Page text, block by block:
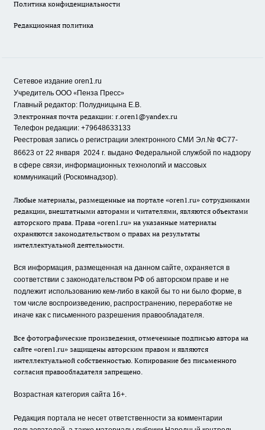
Политика конфиденциальности
Редакционная политика
Сетевое издание oren1.ru
Учредитель ООО «Пенза Пресс»
Главный редактор: Полудницына Е.В.
Электронная почта редакции: r.oren1@yandex.ru
Телефон редакции: +79648633133
Реестровая запись о регистрации электронного СМИ Эл.№ ФС77-
86623 от 22 января 2024 г. выдано Федеральной службой по надзору
в сфере связи, информационных технологий и массовых
коммуникаций (Роскомнадзор).
Любые материалы, размещенные на портале «oren1.ru» сотрудниками
редакции, внештатными авторами и читателями, являются объектами
авторского права. Права «oren1.ru» на указанные материалы
охраняются законодательством о правах на результаты
интеллектуальной деятельности.
Вся информация, размещенная на данном сайте, охраняется в
соответствии с законодательством РФ об авторском праве и не
подлежит использованию кем-либо в какой бы то ни было форме, в
том числе воспроизведению, распространению, переработке не
иначе как с письменного разрешения правообладателя.
Все фотографические произведения, отмеченные подписью автора на
сайте «oren1.ru» защищены авторским правом и являются
интеллектуальной собственностью. Копирование без письменного
согласия правообладателя запрещено.
Возрастная категория сайта 16+.
Редакция портала не несет ответственности за комментарии